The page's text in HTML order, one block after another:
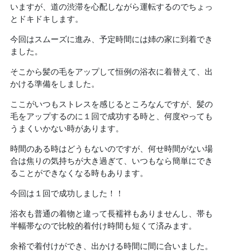
いますが、道の渋滞を心配しながら運転するのでちょっ
とドキドキします。
今回はスムーズに進み、予定時間には姉の家に到着でき
ました。
そこから髪の毛をアップして恒例の浴衣に着替えて、出
かける準備をしました。
ここがいつもストレスを感じるところなんですが、髪の
毛をアップするのに１回で成功する時と、何度やっても
うまくいかない時があります。
時間のある時はどうもないのですが、何せ時間がない場
合は焦りの気持ちが大き過ぎて、いつもなら簡単にでき
ることができなくなる時もあります。
今回は１回で成功しました！！
浴衣も普通の着物と違って長襦袢もありませんし、帯も
半幅帯なので比較的着付け時間も短くて済みます。
余裕で着付けができ、出かける時間に間に合いました。